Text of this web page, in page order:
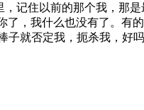
记住以前的那个我，那
，我什么也没有了。有
就否定我，扼杀我，好